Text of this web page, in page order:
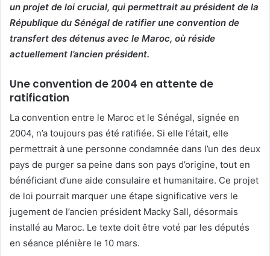
un projet de loi crucial, qui permettrait au président de la
République du Sénégal de ratifier une convention de
transfert des détenus avec le Maroc, où réside
actuellement l’ancien président.
Une convention de 2004 en attente de
ratification
La convention entre le Maroc et le Sénégal, signée en
2004, n’a toujours pas été ratifiée. Si elle l’était, elle
permettrait à une personne condamnée dans l’un des deux
pays de purger sa peine dans son pays d’origine, tout en
bénéficiant d’une aide consulaire et humanitaire. Ce projet
de loi pourrait marquer une étape significative vers le
jugement de l’ancien président Macky Sall, désormais
installé au Maroc. Le texte doit être voté par les députés
en séance plénière le 10 mars.